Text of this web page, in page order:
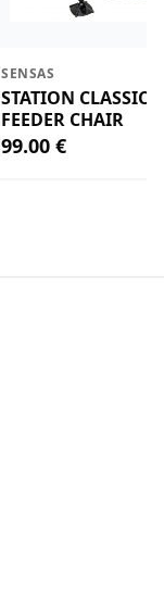
SENSAS
STATION CLASSIC
FEEDER CHAIR
99.00 €